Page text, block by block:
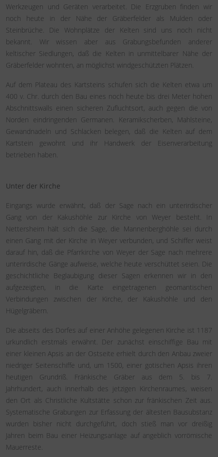
Werkzeugen und Geräten verarbeitet. Die Erzgruben finden wir
noch heute in der Nähe der Gräberfelder als Mulden oder
Steinbrüche. Die Wohnplätze der Kelten sind uns noch nicht
bekannt. Wir wissen aber aus Grabungsbefunden anderer
keltischer Siedlungen, daß die Kelten in unmittelbarer Nähe der
Gräberfelder wohnten, an möglichst windgeschützten Plätzen.
Auf dem Plateau des Kartsteins schufen sich die Kelten etwa um
400 v. Chr. durch den Bau eines noch heute bis drei Meter hohen
Abschnittswalls einen sicheren Zufluchtsort, auch gegen die von
Norden eindringenden Germanen. Keramikscherben, Mahlsteine,
Gewandnadeln und Schlacken belegen, daß die Kelten auf dem
Kartstein gewohnt und ihr Handwerk der Eisenverarbeitung
betrieben haben.
Unter der Kirche
Eingangs wurde erwähnt, daß der Sage nach ein unterirdischer
Gang von der Kakushöhle zur Kirche von Weyer besteht. In
Nettersheim hält sich die Sage, die Mannenberghöhle sei durch
einen Gang mit der Kirche in Weyer verbunden, und Schiffer weist
darauf hin, daß die Pfarrkirche von Weyer der Sage nach mehrere
unterirdische Gänge aufweise, welche heute verschüttet seien. Die
geschichtliche Beglaubigung dieser Sagen erkennen wir in den
aufgezeigten, in die Karte eingetragenen geomantischen
Verbindungen zwischen der Kirche, der Kakushöhle und den
Hügelgräbern.
Die abseits des Dorfes auf einer Anhöhe gelegenen Kirche ist 1187
urkundlich erstmals erwähnt. Der zunächst einschiffige Bau mit
einer kleinen Apsis an der Ostseite erhielt durch den Anbau zweier
niedriger Seitenschiffe und, um 1500, einer gotischen Apsis ihren
heutigen Grundriß. Fränkische Gräber aus dem 5. bis 7.
Jahrhundert, auch innerhalb des jetzigen Kirchenraumes, weisen
den Ort als Christliche Kultstätte schon zur fränkischen Zeit aus.
Systematische Grabungen zur Erfassung der ältesten Bausubstanz
wurden bisher nicht durchgeführt, doch stieß man vor dreißig
Jahren beim Bau einer Heizungsanlage auf angeblich vorrömische
Mauerreste.